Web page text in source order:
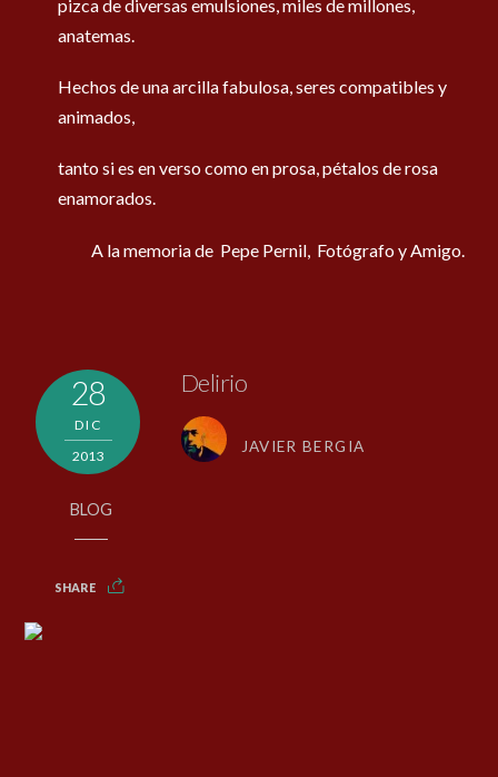
pizca de diversas emulsiones,miles de millones,
anatemas.
Hechos de una arcilla fabulosa,seres compatibles y
animados,
tanto si es en verso como en prosa,pétalos de rosa
enamorados.
A la memoria de Pepe Pernil, Fotógrafo y Amigo.
28
DIC
2013
BLOG
SHARE
Delirio
JAVIER BERGIA